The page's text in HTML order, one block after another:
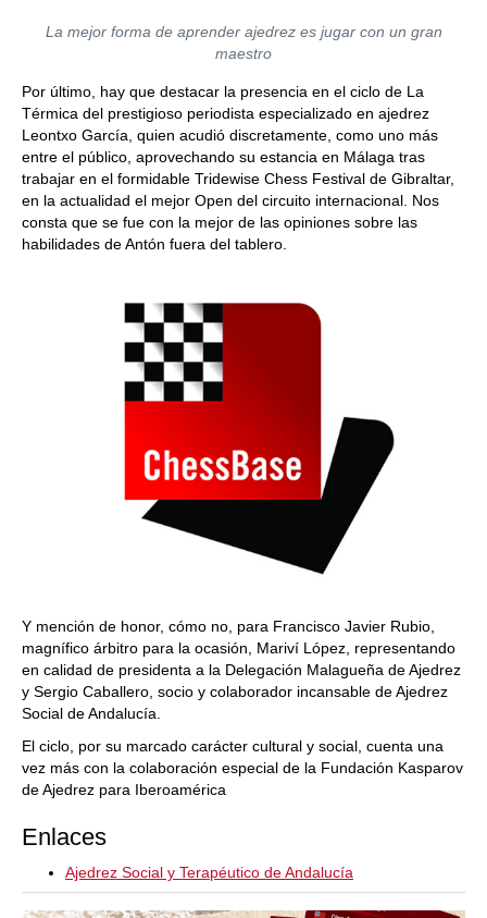
La mejor forma de aprender ajedrez es jugar con un gran
maestro
Por último, hay que destacar la presencia en el ciclo de La
Térmica del prestigioso periodista especializado en ajedrez
Leontxo García, quien acudió discretamente, como uno más
entre el público, aprovechando su estancia en Málaga tras
trabajar en el formidable Tridewise Chess Festival de Gibraltar,
en la actualidad el mejor Open del circuito internacional. Nos
consta que se fue con la mejor de las opiniones sobre las
habilidades de Antón fuera del tablero.
Y mención de honor, cómo no, para Francisco Javier Rubio,
magnífico árbitro para la ocasión, Mariví López, representando
en calidad de presidenta a la Delegación Malagueña de Ajedrez
y Sergio Caballero, socio y colaborador incansable de Ajedrez
Social de Andalucía.
El ciclo, por su marcado carácter cultural y social, cuenta una
vez más con la colaboración especial de la Fundación Kasparov
de Ajedrez para Iberoamérica
Enlaces
Ajedrez Social y Terapéutico de Andalucía